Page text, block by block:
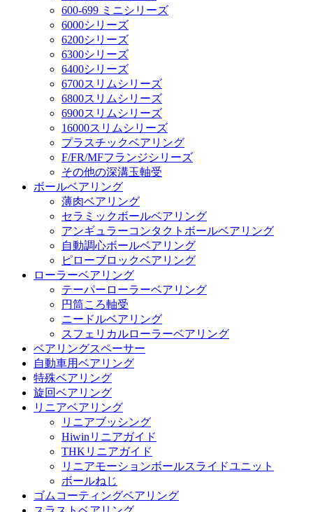
600-699 ミニシリーズ
6000シリーズ
6200シリーズ
6300シリーズ
6400シリーズ
6700スリムシリーズ
6800スリムシリーズ
6900スリムシリーズ
16000スリムシリーズ
プラスチックベアリング
F/FR/MFフランジシリーズ
その他の深溝玉軸受
ボールベアリング
薄肉ベアリング
セラミックボールベアリング
アンギュラーコンタクトボールベアリング
自動調心ボールベアリング
ピローブロックベアリング
ローラーベアリング
テーパーローラーベアリング
円筒ころ軸受
ニードルベアリング
スフェリカルローラーベアリング
ベアリングスペーサー
自動車用ベアリング
特殊ベアリング
旋回ベアリング
リニアベアリング
リニアブッシング
Hiwinリニアガイド
THKリニアガイド
リニアモーションボールスライドユニット
ボールねじ
ゴムコーティングベアリング